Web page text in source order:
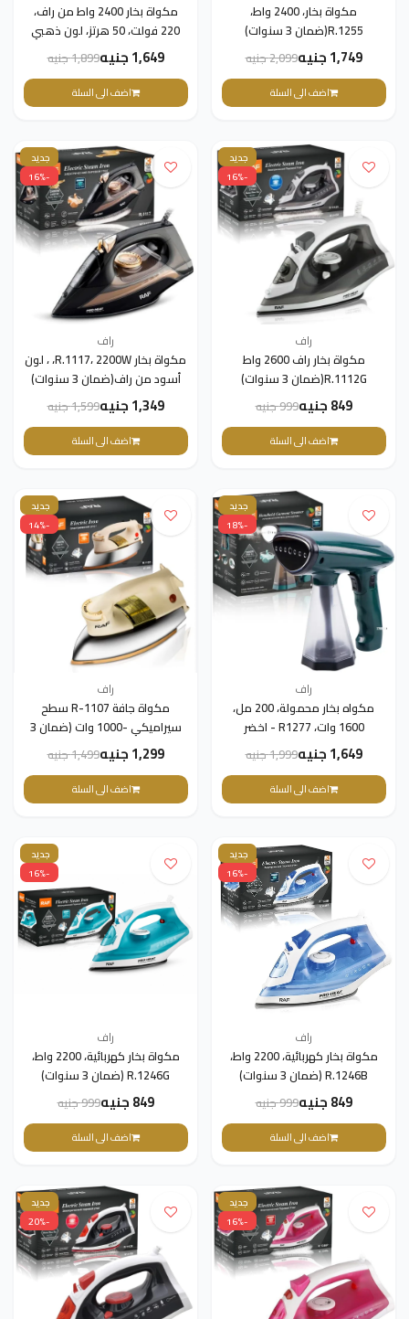
مكواة بخار، 2400 واط،
R.1255(ضمان 3 سنوات)
1,749 جنيه 2,099 جنيه
اضف الى السلة
مكواة بخار 2400 واط من راف،
220 فولت، 50 هرتز، لون ذهبي
R.1252Y 1,649 جنيه 1,899 جنيه
اضف الى السلة
جديد
-16%
راف
مكواة بخار راف 2600 واط
R.1112G(ضمان 3 سنوات)
849 جنيه 999 جنيه
اضف الى السلة
جديد
-16%
راف
مكواة بخار R.1117، 2200W، ، لون
أسود من راف(ضمان 3 سنوات)
1,349 جنيه 1,599 جنيه
اضف الى السلة
جديد
-18%
راف
مكواه بخار محمولة، 200 مل،
1600 وات، R1277 - اخضر
غامق(ضمان 3 سنوات)
1,649 جنيه 1,999 جنيه
اضف الى السلة
جديد
-14%
راف
مكواة جافة R-1107 سطح
سيراميكي -1000 وات (ضمان 3
سنوات) 1,299 جنيه 1,499 جنيه
اضف الى السلة
جديد
-16%
راف
مكواة بخار كهربائية، 2200 واط،
R.1246B (ضمان 3 سنوات)
849 جنيه 999 جنيه
اضف الى السلة
جديد
-16%
راف
مكواة بخار كهربائية، 2200 واط،
R.1246G (ضمان 3 سنوات)
849 جنيه 999 جنيه
اضف الى السلة
جديد
-16%
جديد
-20%